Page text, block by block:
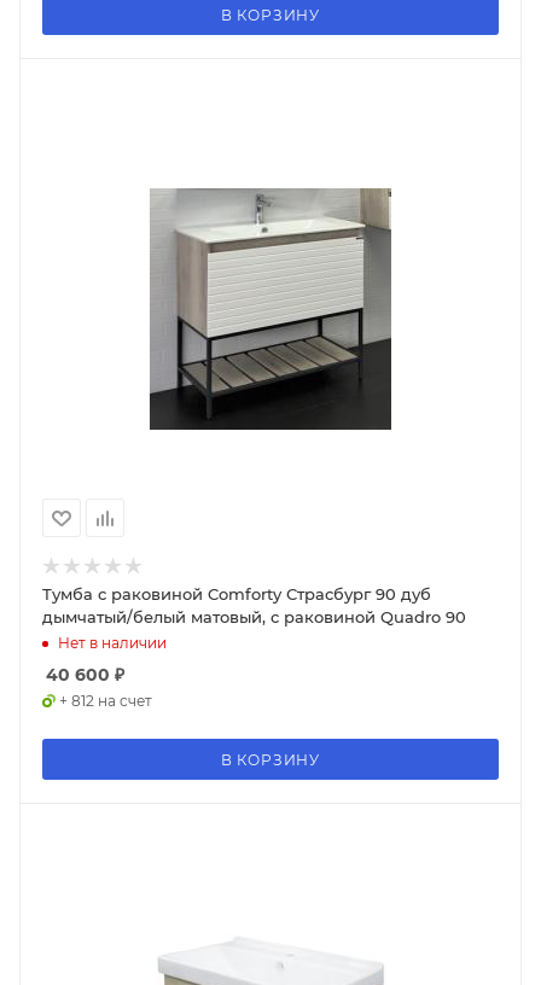
В КОРЗИНУ
Тумба с раковиной Comforty Страсбург 90 дуб
дымчатый/белый матовый, с раковиной Quadro 90
Нет в наличии
40 600 ₽
+ 812 на счет
В КОРЗИНУ